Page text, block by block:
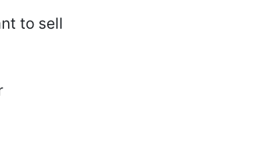
to sell